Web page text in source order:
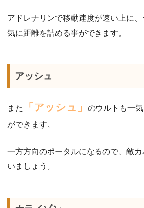
アドレナリンで移動速度が速い上に
気に距離を詰める事ができます。
アッシュ
また 「アッシュ」
のウルトも一
ができます。
一方方向のポータルになるので、敵
いましょう。